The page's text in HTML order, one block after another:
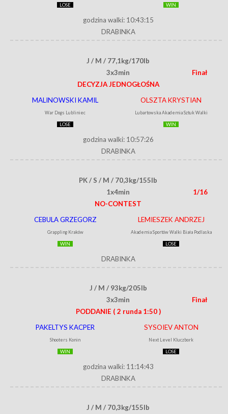
LOSE WIN
godzina walki: 10:43:15
DRABINKA
J / M / 77,1kg/170lb
3x3min
Finał
DECYZJA JEDNOGŁOŚNA
MALINOWSKI KAMIL
War Dogs Lubliniec
LOSE
OLSZTA KRYSTIAN
Lubartowska Akademia Sztuk Walki
WIN
godzina walki: 10:57:26
DRABINKA
PK / S / M / 70,3kg/155lb
1x4min
1/16
NO-CONTEST
CEBULA GRZEGORZ
Grappling Kraków
WIN
LEMIESZEK ANDRZEJ
Akademia Sportów Walki Biała Podlaska
LOSE
DRABINKA
J / M / 93kg/205lb
3x3min
Finał
PODDANIE ( 2 runda 1:50 )
PAKELTYS KACPER
Shooters Konin
WIN
SYSOIEV ANTON
Next Level Kluczbork
LOSE
godzina walki: 11:14:43
DRABINKA
J / M / 70,3kg/155lb